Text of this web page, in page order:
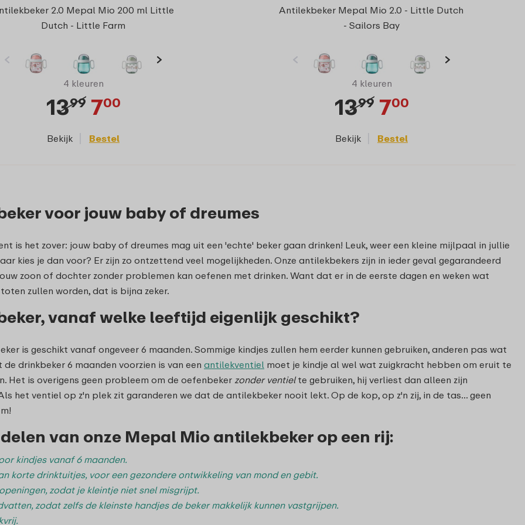
2.0 Mepal Mio 200 ml Little
Dutch - Little Farm
4 kleuren
1399 700
Bekijk Bestel
Antilekbeker Mepal Mio 2.0 - Little Dutch
- Sailors Bay
4 kleuren
1399 700
Bekijk Bestel
voor jouw baby of dreumes
is het zover: jouw baby of dreumes mag uit een 'echte' beker gaan drinken! Leuk, weer een kleine mijlpaal in jullie
kies je dan voor? Er zijn zo ontzettend veel mogelijkheden. Onze antilekbekers zijn in ieder geval gegarandeerd
zoon of dochter zonder problemen kan oefenen met drinken. Want dat er in de eerste dagen en weken wat
zullen worden, dat is bijna zeker.
vanaf welke leeftijd eigenlijk geschikt?
is geschikt vanaf ongeveer 6 maanden. Sommige kindjes zullen hem eerder kunnen gebruiken, anderen pas wat
drinkbeker 6 maanden voorzien is van een antilekventiel moet je kindje al wel wat zuigkracht hebben om eruit te
Het is overigens geen probleem om de oefenbeker zonder ventielte gebruiken, hij verliest dan alleen zijn
het ventiel op z'n plek zit garanderen we dat de antilekbeker nooit lekt. Op de kop, op z'n zij, in de tas... geen
van onze Mepal Mio antilekbeker op een rij:
kindjes vanaf 6 maanden.
korte drinktuitjes, voor een gezondere ontwikkeling van mond en gebit.
zodat je kleintje niet snel misgrijpt.
zodat zelfs de kleinste handjes de beker makkelijk kunnen vastgrijpen.